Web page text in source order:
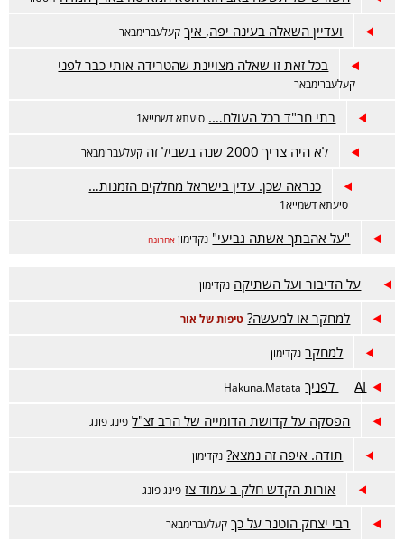
ועדיין השאלה בעינה יפה, איך קעלעברימבאר
בכל זאת זו שאלה מצויינת שהטרידה אותי כבר לפני
קעלעברימבאר
בתי חב"ד בכל העולם…. סיעתא דשמייא1
לא היה צריך 2000 שנה בשביל זה קעלעברימבאר
כנראה שכן. עדין בישראל מחלקים הזמנות…
סיעתא דשמייא1
"על אהבתך אשתה גביעי" נקדימון אחרונה
על הדיבור ועל השתיקה נקדימון
למחקר או למעשה? טיפות של אור
למחקר נקדימון
AI לפניך Hakuna.Matata
הפסקה על קדושת הדומייה של הרב זצ"ל פינג פונג
תודה. איפה זה נמצא? נקדימון
אורות הקדש חלק ב עמוד צז פינג פונג
רבי יצחק הוטנר על כך קעלעברימבאר